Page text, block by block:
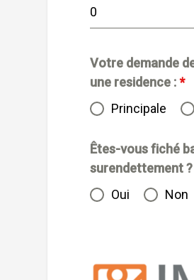
Votre demande
une residence :*
Principale
Êtes-vous fiché
surendettement
Oui
Non